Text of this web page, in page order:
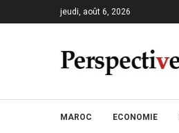
jeudi, août 6, 2026
MAROC ECONOMIE